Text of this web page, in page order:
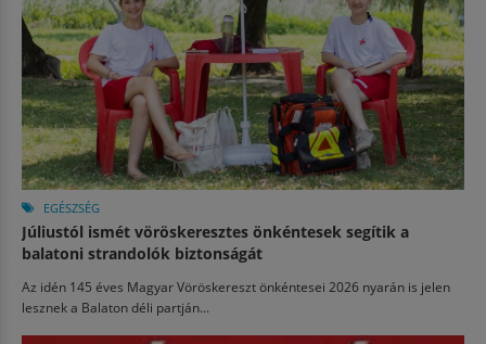
EGÉSZSÉG
Júliustól ismét vöröskeresztes önkéntesek segítik a
balatoni strandolók biztonságát
Az idén 145 éves Magyar Vöröskereszt önkéntesei 2026 nyarán is jelen
lesznek a Balaton déli partján...